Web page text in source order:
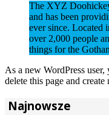
The XYZ
and has been
ever since.
over 2,000 people
things for the
As a new WordPress
delete this page and
Najnowsze